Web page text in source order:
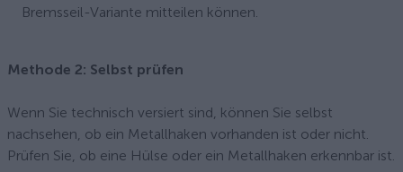
Bremsseil-Variante mitteilen können.
Methode 2: Selbst prüfen
Wenn Sie technisch versiert sind, können Sie selbst
nachsehen, ob ein Metallhaken vorhanden ist oder nicht.
Prüfen Sie, ob eine Hülse oder ein Metallhaken erkennbar ist.